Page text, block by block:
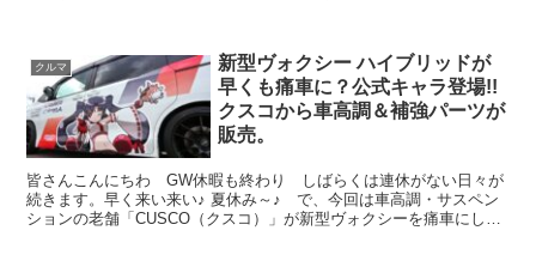
クルマ
新型ヴォクシー ハイブリッドが
早くも痛車に？公式キャラ登場!!
クスコから車高調＆補強パーツが
販売。
皆さんこんにちわ GW休暇も終わり しばらくは連休がない日々が
続きます。早く来い来い♪ 夏休み～♪ で、今回は車高調・サスペン
ションの老舗「CUSCO（クスコ）」が新型ヴォクシーを痛車にして